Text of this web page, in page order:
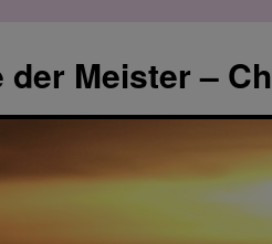
der Meister –